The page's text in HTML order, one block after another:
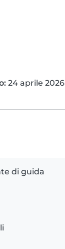
24 aprile 2026
di guida